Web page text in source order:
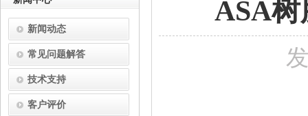
ASA
新闻动态
常见问题解答
技术支持
客户评价